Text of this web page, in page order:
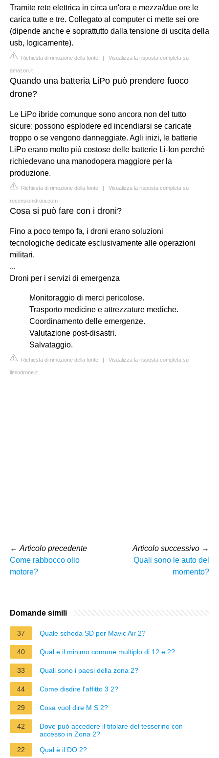
Tramite rete elettrica in circa un'ora e mezza/due ore le
carica tutte e tre. Collegato al computer ci mette sei ore
(dipende anche e soprattutto dalla tensione di uscita della
usb, logicamente).
Richiesta di rimozione della fonte | Visualizza la risposta completa su
amazon.it
Quando una batteria LiPo può prendere fuoco
drone?
Le LiPo ibride comunque sono ancora non del tutto
sicure: possono esplodere ed incendiarsi se caricate
troppo o se vengono danneggiate. Agli inizi, le batterie
LiPo erano molto più costose delle batterie Li-Ion perché
richiedevano una manodopera maggiore per la
produzione.
Richiesta di rimozione della fonte | Visualizza la risposta completa su
recensionidroni.com
Cosa si può fare con i droni?
Fino a poco tempo fa, i droni erano soluzioni
tecnologiche dedicate esclusivamente alle operazioni
militari.
...
Droni per i servizi di emergenza
Monitoraggio di merci pericolose.
Trasporto medicine e attrezzature mediche.
Coordinamento delle emergenze.
Valutazione post-disastri.
Salvataggio.
Richiesta di rimozione della fonte | Visualizza la risposta completa su
ilmiodrone.it
← Articolo precedente
Come rabbocco olio
motore?
Articolo successivo →
Quali sono le auto del
momento?
Domande simili
37 Quale scheda SD per Mavic Air 2?
40 Qual e il minimo comune multiplo di 12 e 2?
33 Quali sono i paesi della zona 2?
44 Come disdire l'affitto 3 2?
29 Cosa vuol dire M S 2?
42
Dove può accedere il titolare del tesserino con
accesso in Zona 2?
22
Qual è il DO 2?